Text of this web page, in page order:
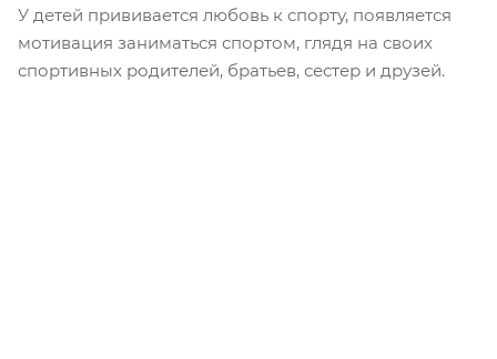
У детей прививается любовь к спорту, появляется
мотивация заниматься спортом, глядя на своих
спортивных родителей, братьев, сестер и друзей.